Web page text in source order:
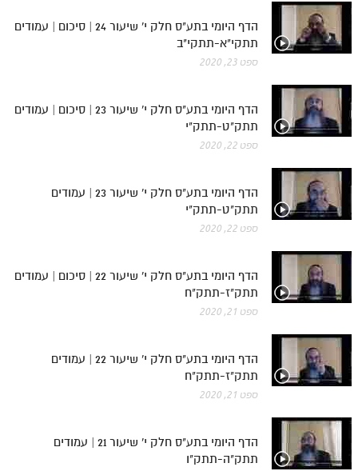
הדף היומי בתע"ס חלק י' שיעור 24 | סיכום | עמודים
תתקי"א-תתקי"ב
ספט 23, 2020
הדף היומי בתע"ס חלק י' שיעור 23 | סיכום | עמודים
תתק"ט-תתק"י
ספט 22, 2020
הדף היומי בתע"ס חלק י' שיעור 23 | עמודים
תתק"ט-תתק"י
ספט 22, 2020
הדף היומי בתע"ס חלק י' שיעור 22 | סיכום | עמודים
תתק"ז-תתק"ח
ספט 21, 2020
הדף היומי בתע"ס חלק י' שיעור 22 | עמודים
תתק"ז-תתק"ח
ספט 21, 2020
הדף היומי בתע"ס חלק י' שיעור 21 | עמודים
תתק"ה-תתק"ו